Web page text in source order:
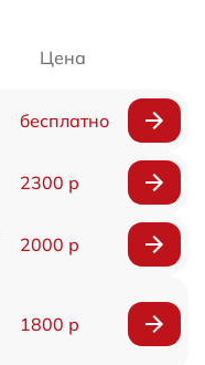
Цена
бесплатно
2300 р
2000 р
1800 р